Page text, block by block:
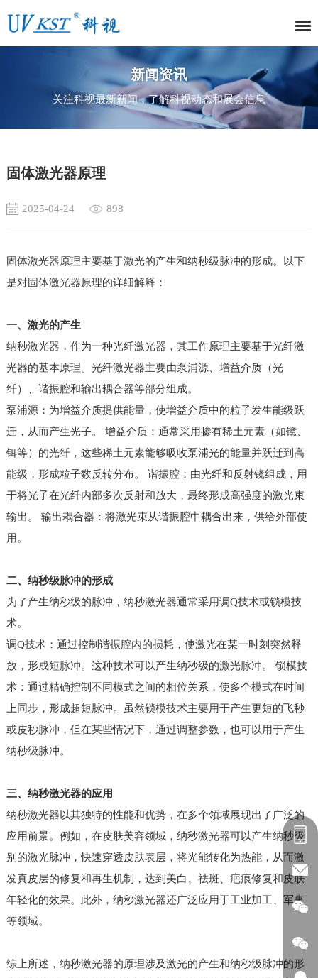
新闻资讯
关注科视最新新闻，了解科视动态和展会信息
固体激光器原理
2025-04-24 898
固体激光器原理主要基于激光的产生和纳秒级脉冲的形成。以下
是对固体激光器原理的详细解释：
一、激光的产生
纳秒激光器，作为一种光纤激光器，其工作原理主要基于光纤激
光器的基本原理。光纤激光器主要由泵浦源、增益介质（光
纤）、谐振腔和输出耦合器等部分组成。
泵浦源：为增益介质提供能量，使增益介质中的粒子发生能级跃
迁，从而产生光子。 增益介质：通常采用掺有稀土元素（如镱、
铒等）的光纤，这些稀土元素能够吸收泵浦光的能量并跃迁到高
能级，形成粒子数反转分布。 谐振腔：由光纤和反射镜组成，用
于将光子在光纤内部多次反射和放大，最终形成高强度的激光束
输出。 输出耦合器：将激光束从谐振腔中耦合出来，供给外部使
用。
二、纳秒级脉冲的形成
为了产生纳秒级的脉冲，纳秒激光器通常采用调Q技术或锁模技
术。
调Q技术：通过控制谐振腔内的损耗，使激光在某一时刻突然释
放，形成短脉冲。这种技术可以产生纳秒级的激光脉冲。 锁模技
术：通过精确控制不同模式之间的相位关系，使多个模式在时间
上同步，形成超短脉冲。虽然锁模技术主要用于产生更短的飞秒
或皮秒脉冲，但在某些情况下，通过调整参数，也可以用于产生
纳秒级脉冲。
三、纳秒激光器的应用
纳秒激光器以其独特的性能和优势，在多个领域展现出了广泛的
应用前景。例如，在皮肤美容领域，纳秒激光器可以产生纳秒级
别的激光脉冲，快速穿透皮肤表层，将光能转化为热能，从而激
发真皮层的修复和再生机制，达到美白、祛斑、疤痕修复和皮肤
年轻化的效果。此外，纳秒激光器还广泛应用于工业加工、军事
等领域。
综上所述，纳秒激光器的原理涉及激光的产生和纳秒级脉冲的形